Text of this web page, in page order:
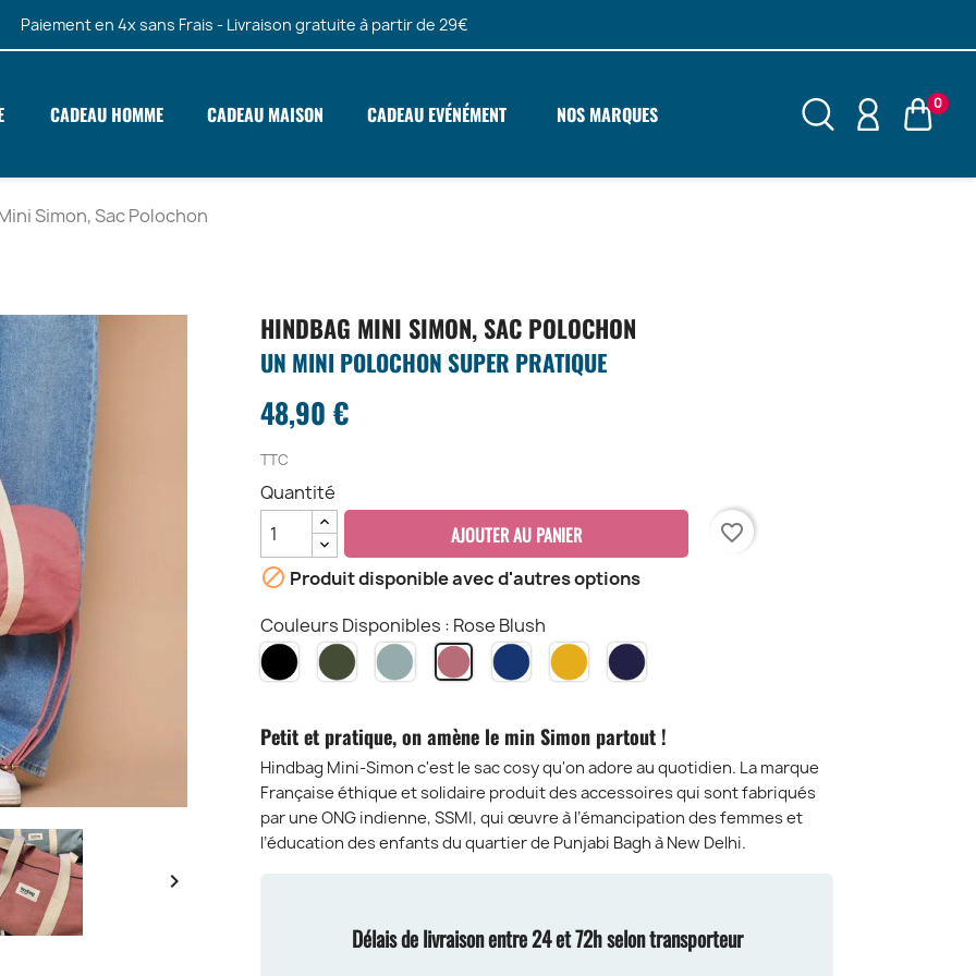
Paiement en 4x sans Frais - Livraison gratuite à partir de 29€
CADEAU HOMME CADEAU MAISON CADEAU EVÉNÉMENT NOS MARQUES 0
Simon, Sac Polochon

HINDBAG MINI SIMON, SAC POLOCHON
UN MINI POLOCHON SUPER PRATIQUE
48,90 €
TTC
Quantité
AJOUTER AU PANIER
favorite_border
 Produit disponible avec d'autres options
Couleurs Disponibles : Rose Blush
Noir Olive sauge Rose
Blush
Bleu
Électric
Safran Navy
Petit et pratique, on amène le min Simon partout !
Hindbag Mini-Simon c'est le sac cosy qu'on adore au quotidien. La marque
Française éthique et solidaire produit des accessoires qui sont fabriqués
par une ONG indienne, SSMI, qui œuvre à l’émancipation des femmes et
l’éducation des enfants du quartier de Punjabi Bagh à New Delhi.
Délais de livraison entre 24 et 72h selon transporteur